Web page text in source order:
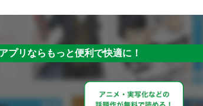
アプリならもっと便利で快適に！